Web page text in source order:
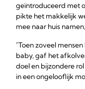
geïntroduceerd met
pikte het makkelijk
mee naar huis
"Toen zoveel
baby, gaf het
doel en bijzondere
in een ongelooflijk